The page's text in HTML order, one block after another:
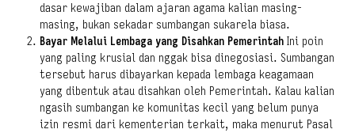
dasar kewajiban dalam ajaran agama kalian masing-
masing, bukan sekadar sumbangan sukarela biasa.
Bayar Melalui Lembaga yang Disahkan Pemerintah Ini poin
yang paling krusial dan nggak bisa dinegosiasi. Sumbangan
tersebut harus dibayarkan kepada lembaga keagamaan
yang dibentuk atau disahkan oleh Pemerintah. Kalau kalian
ngasih sumbangan ke komunitas kecil yang belum punya
izin resmi dari kementerian terkait, maka menurut Pasal